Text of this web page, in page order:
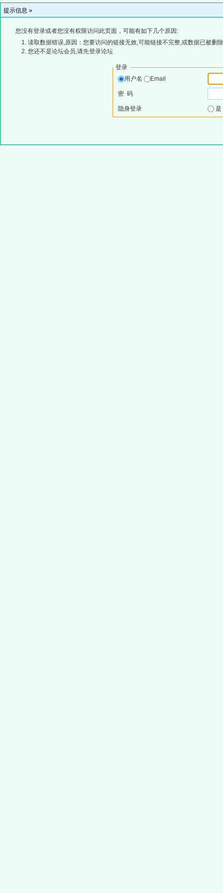
提示信息 »
您没有登录或者您没有权限访问此页面，可能有如下几个原因:
读取数据错误,原因：您要访问的链接无效,可能链接不完整,或数据已被删
您还不是论坛会员,请先登录论坛
登录
用户名
Email
密 码
隐身登录